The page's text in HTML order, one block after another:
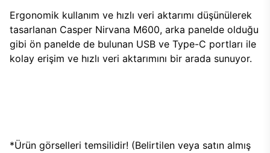
Ergonomik kullanım ve hızlı veri aktarımı düşünülerek
tasarlanan Casper Nirvana M600, arka panelde olduğu
gibi ön panelde de bulunan USB ve Type-C portları ile
kolay erişim ve hızlı veri aktarımını bir arada sunuyor.
*Ürün görselleri temsilidir! (Belirtilen veya satın almış